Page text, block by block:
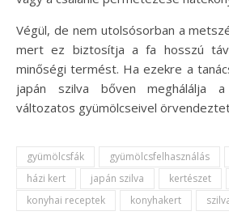
Végül, de nem utolsósorban a
mert ez biztosítja a fa hosszú
minőségi termést. Ha ezekre a
japán szilva bőven meghálálja
változatos gyümölcseivel
gyümölcsfák gyümölcsfelhasználás
házi kert
japán szilva kertészet
konyhai receptek
konyhakert